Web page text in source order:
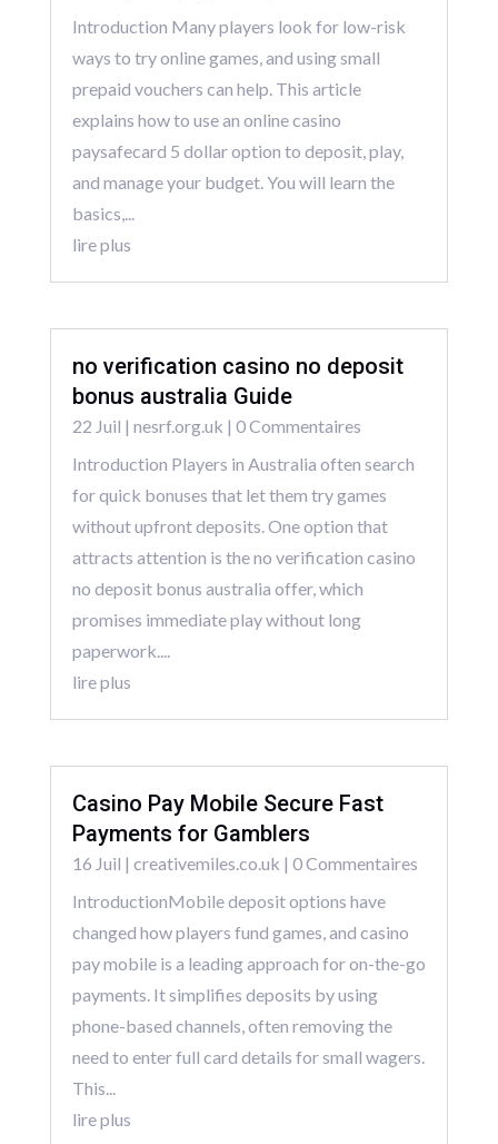
Introduction Many players look for low-risk
ways to try online games, and using small
prepaid vouchers can help. This article
explains how to use an online casino
paysafecard 5 dollar option to deposit, play,
and manage your budget. You will learn the
basics,...
lire plus
no verification casino no deposit
bonus australia Guide
22 Juil | nesrf.org.uk | 0 Commentaires
Introduction Players in Australia often search
for quick bonuses that let them try games
without upfront deposits. One option that
attracts attention is the no verification casino
no deposit bonus australia offer, which
promises immediate play without long
paperwork....
lire plus
Casino Pay Mobile Secure Fast
Payments for Gamblers
16 Juil | creativemiles.co.uk | 0 Commentaires
IntroductionMobile deposit options have
changed how players fund games, and casino
pay mobile is a leading approach for on-the-go
payments. It simplifies deposits by using
phone-based channels, often removing the
need to enter full card details for small wagers.
This...
lire plus